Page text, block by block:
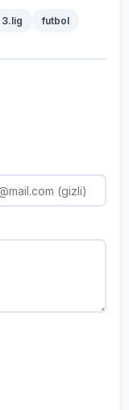
3.lig futbol